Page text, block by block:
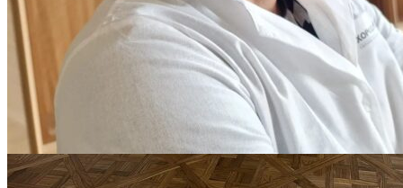
ВИДЕО-ИНСТРУКЦИЯ: Реставрация царапин. Полы,
покрытые маслом и твердым воском. Системы для локального
ремонта и восстановления
Читать полностью
02.02.2026
ПОЛЫ, ПОКРЫТЫЕ МАСЛОМ. РЕСТАВРАЦИЯ
НЕБОЛЬШИХ ПОТЕРТОСТЕЙ
Читать полностью
12.01.2026